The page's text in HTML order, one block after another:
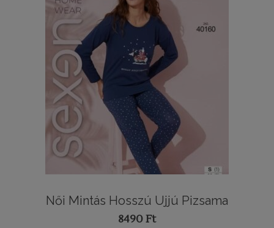
Női Mintás Hosszú Ujjú Pizsama
8490Ft